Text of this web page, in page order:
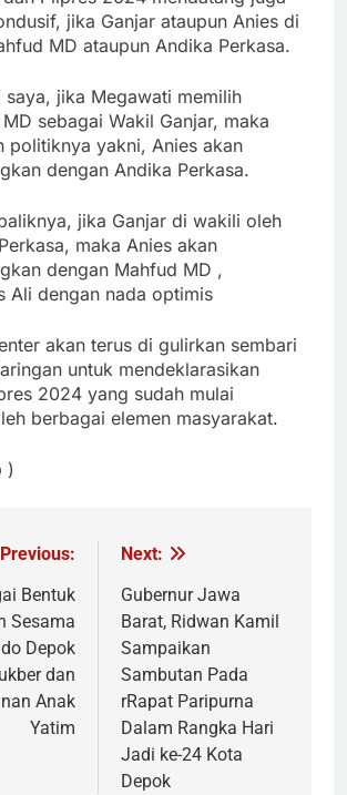
jika Ganjar ataupun Anies di
MD ataupun Andika Perkasa.
saya, jika Megawati memilih
sebagai Wakil Ganjar, maka
politiknya yakni, Anies akan
dengan Andika Perkasa.
jika Ganjar di wakili oleh
maka Anies akan
dengan Mahfud MD ,
Ali dengan nada optimis
akan terus di gulirkan sembari
untuk mendeklarasikan
2024 yang sudah mulai
berbagai elemen masyarakat.
)
Previous:
Bentuk
Sesama
Depok
dan
Anak
Yatim
Next:
Gubernur Jawa
Barat, Ridwan Kamil
Sampaikan
Sambutan Pada
rRapat Paripurna
Dalam Rangka Hari
Jadi ke-24 Kota
Depok